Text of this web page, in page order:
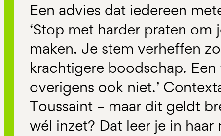
Een advies dat iedereen
‘Stop met harder praten
maken. Je stem verheffen
krachtigere boodschap.
overigens ook niet.’
Toussaint – maar dit geldt
wél inzet? Dat leer je in haar